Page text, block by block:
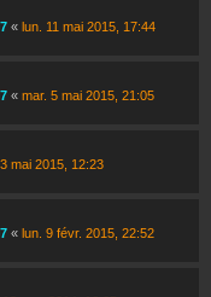
« lun. 11 mai 2015, 17:44
« mar. 5 mai 2015, 21:05
mai 2015, 12:23
« lun. 9 févr. 2015, 22:52